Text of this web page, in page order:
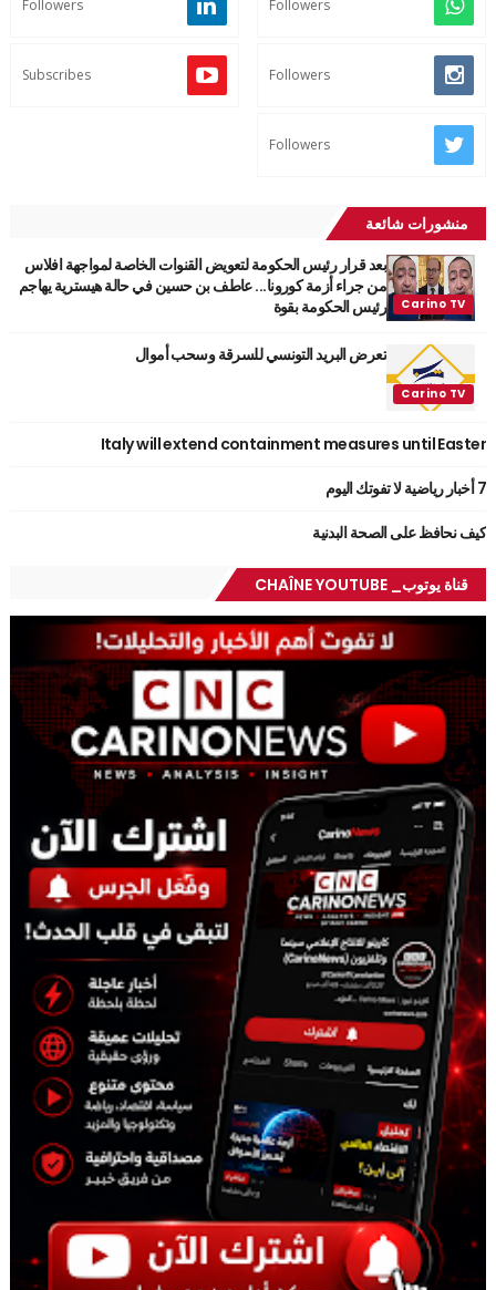
Followers
Followers
Followers
Subscribes
Followers
منشورات شائعة
بعد قرار رئيس الحكومة لتعويض القنوات الخاصة لمواجهة افلاس
من جراء أزمة كورونا... عاطف بن حسين في حالة هيسترية يهاجم
رئيس الحكومة بقوة
تعرض البريد التونسي للسرقة وسحب أموال
Italy will extend containment measures until Easter
7 أخبار رياضية لا تفوتك اليوم
كيف نحافظ على الصحة البدنية
قناة يوتوب_ CHAÎNE YOUTUBE